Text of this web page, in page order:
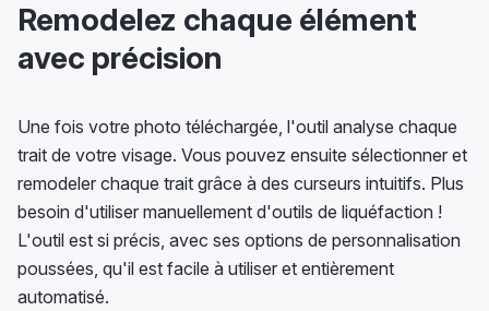
Remodelez chaque élément
avec précision
Une fois votre photo téléchargée, l'outil analyse chaque
trait de votre visage. Vous pouvez ensuite sélectionner et
remodeler chaque trait grâce à des curseurs intuitifs. Plus
besoin d'utiliser manuellement d'outils de liquéfaction !
L'outil est si précis, avec ses options de personnalisation
poussées, qu'il est facile à utiliser et entièrement
automatisé.